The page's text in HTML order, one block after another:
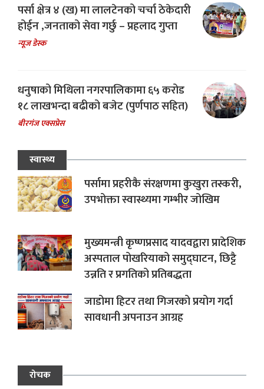
पर्सा क्षेत्र ४ (ख) मा लालटेनको चर्चा ठेकेदारी
होईन ,जनताको सेवा गर्छु – प्रहलाद गुप्ता
न्यूज डेस्क
धनुषाको मिथिला नगरपालिकामा ६५ करोड
१८ लाखभन्दा बढीको बजेट (पुर्णपाठ सहित)
बीरगंज एक्सप्रेस
स्वास्थ्य
पर्सामा प्रहरीकै संरक्षणमा कुखुरा तस्करी,
उपभोक्ता स्वास्थ्यमा गम्भीर जोखिम
मुख्यमन्त्री कृष्णप्रसाद यादवद्वारा प्रादेशिक
अस्पताल पोखरियाको समुद्घाटन, छिट्टै
उन्नति र प्रगतिको प्रतिबद्धता
जाडोमा हिटर तथा गिजरको प्रयोग गर्दा
सावधानी अपनाउन आग्रह
रोचक